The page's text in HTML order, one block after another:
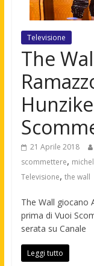
Televisione
The
21 Aprile 2018
scommettere,
Televisione, the wall
The Wall giocano
prima di Vuoi
serata su Canale
Leggi tutto